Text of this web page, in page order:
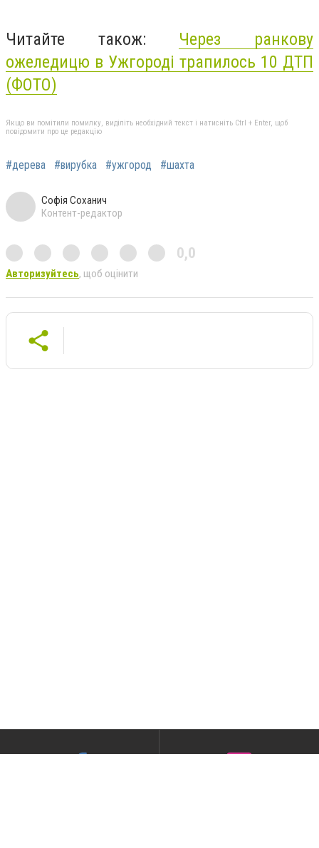
Читайте також: Через ранкову
ожеледицю в Ужгороді трапилось 10 ДТП
(ФОТО)
Якщо ви помітили помилку, виділіть необхідний текст і натисніть Ctrl + Enter, щоб
повідомити про це редакцію
#дерева #вирубка #ужгород #шахта
Софія Соханич
Контент-редактор
0,0
Авторизуйтесь, щоб оцінити